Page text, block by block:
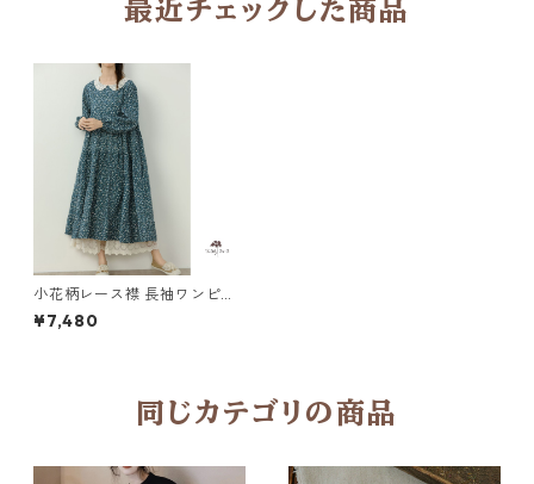
最近チェックした商品
小花柄レース襟 長袖ワンピー
ス Y 11122
¥7,480
同じカテゴリの商品